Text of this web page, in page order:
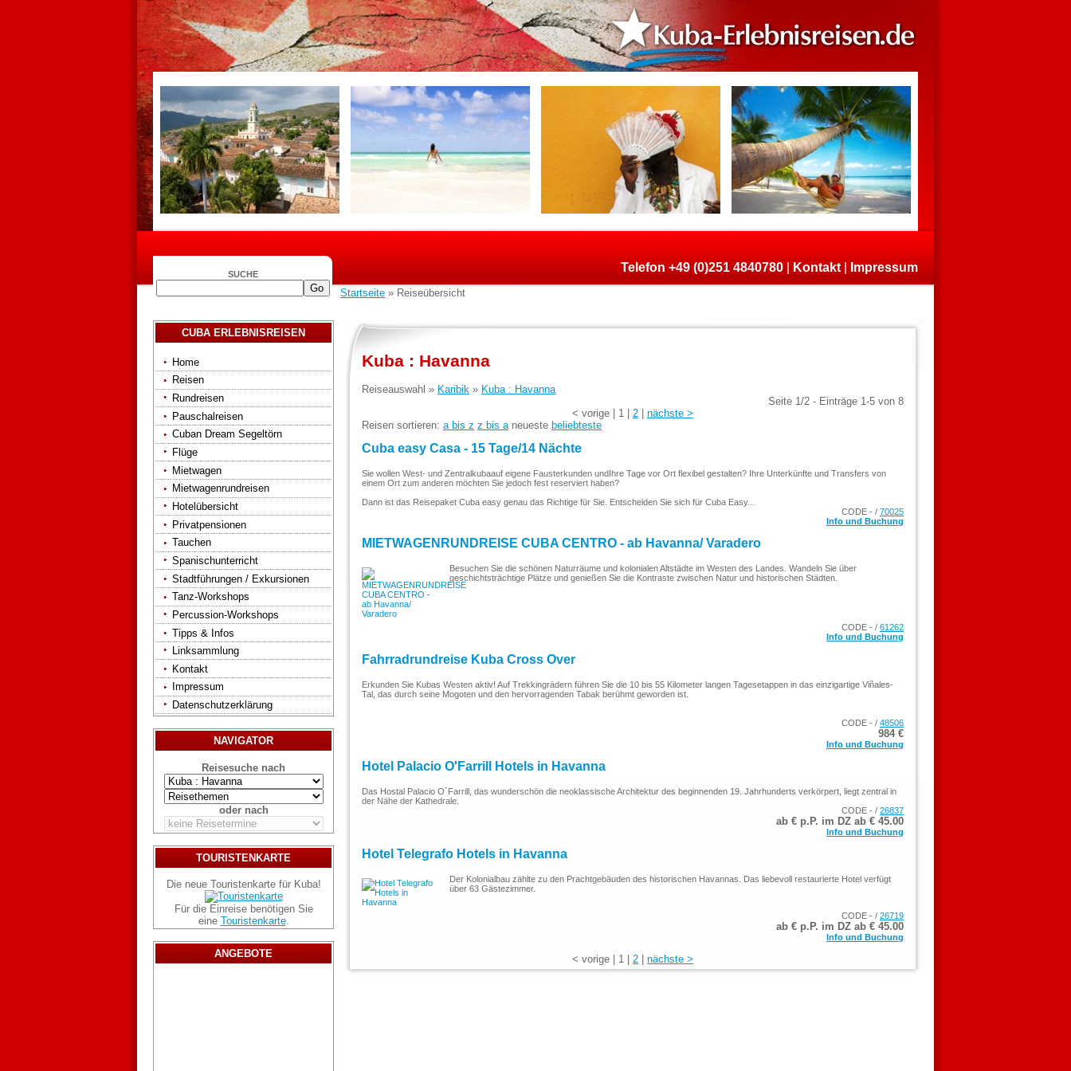
SUCHE Telefon +49 (0)251 4840780 Kontakt Impressum
Startseite » Reiseübersicht
CUBA ERLEBNISREISEN
Home
Reisen
Rundreisen
Pauschalreisen
Cuban Dream Segeltörn
Flüge
Mietwagen
Mietwagenrundreisen
Hotelübersicht
Privatpensionen
Tauchen
Spanischunterricht
Stadtführungen / Exkursionen
Tanz-Workshops
Percussion-Workshops
Tipps & Infos
Linksammlung
Kontakt
Impressum
Datenschutzerklärung
NAVIGATOR
Reisesuche nach
oder nach
TOURISTENKARTE
Die neue Touristenkarte für Kuba!
Für die Einreise benötigen Sie
eine Touristenkarte.
ANGEBOTE
Kuba : Havanna
Reiseauswahl » Karibik » Kuba : Havanna
Seite 1/2 - Einträge 1-5 von 8
< vorige | 1 | 2 | nächste >
Reisen sortieren: a bis z z bis a neueste beliebteste
Cuba easy Casa - 15 Tage/14 Nächte
Sie wollen West- und Zentralkubaauf eigene Fausterkunden undIhre Tage vor Ort flexibel gestalten? Ihre Unterkünfte und Transfers von
einem Ort zum anderen möchten Sie jedoch fest reserviert haben?
Dann ist das Reisepaket Cuba easy genau das Richtige für Sie. Entscheiden Sie sich für Cuba Easy...
CODE - / 70025
Info und Buchung
MIETWAGENRUNDREISE CUBA CENTRO - ab Havanna/ Varadero
Besuchen Sie die schönen Naturräume und kolonialen Altstädte im Westen des Landes. Wandeln Sie über
geschichtsträchtige Plätze und genießen Sie die Kontraste zwischen Natur und historischen Städten.
CODE - / 61262
Info und Buchung
Fahrradrundreise Kuba Cross Over
Erkunden Sie Kubas Westen aktiv! Auf Trekkingrädern führen Sie die 10 bis 55 Kilometer langen Tagesetappen in das einzigartige Viñales-
Tal, das durch seine Mogoten und den hervorragenden Tabak berühmt geworden ist.
CODE - / 48506
984 €
Info und Buchung
Hotel Palacio O'Farrill Hotels in Havanna
Das Hostal Palacio O´Farrill, das wunderschön die neoklassische Architektur des beginnenden 19. Jahrhunderts verkörpert, liegt zentral in
der Nähe der Kathedrale.
CODE - / 26837
ab € p.P. im DZ ab € 45.00
Info und Buchung
Hotel Telegrafo Hotels in Havanna
Der Kolonialbau zählte zu den Prachtgebäuden des historischen Havannas. Das liebevoll restaurierte Hotel verfügt
über 63 Gästezimmer.
CODE - / 26719
ab € p.P. im DZ ab € 45.00
Info und Buchung
< vorige | 1 | 2 | nächste >